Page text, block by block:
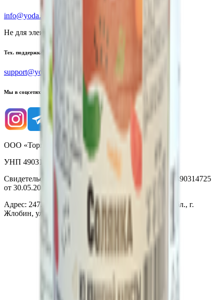
info@yoda.by
Не для электронных обращений
Тех. поддержка
support@yoda.by
Мы в соцсетях
ООО «Торговая сеть «Продмир»
УНП 490314725
Свидетельство о государственной регистрации № 490314725
от 30.05.2003г выдано Гомельским облисполкомом
Адрес: 247210, Республика Беларусь, Гомельская обл., г.
Жлобин, ул. Козлова 2-А